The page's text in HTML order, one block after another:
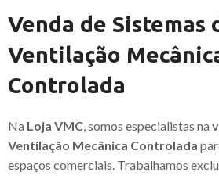
Venda de Sistemas
Ventilação
Controlada
Na Loja VMC, somos especialistas na
Ventilação Mecânica Controlada
espaços comerciais. Trabalhamos